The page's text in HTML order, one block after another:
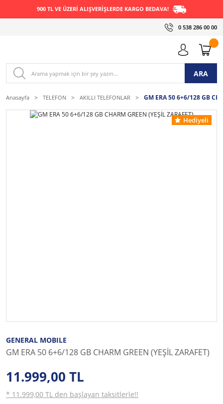
900 TL VE ÜZERİ ALIŞVERİŞLERDE KARGO BEDAVA!
0 538 286 00 00
ARA
Anasayfa TELEFON AKILLI TELEFONLAR GM ERA 50 6+6/128 GB
Hediyeli
GENERAL MOBILE
GM ERA 50 6+6/128 GB CHARM GREEN (YEŞİL ZARAFET)
11.999,00 TL
* 11.999,00 TL den başlayan taksitlerle!!